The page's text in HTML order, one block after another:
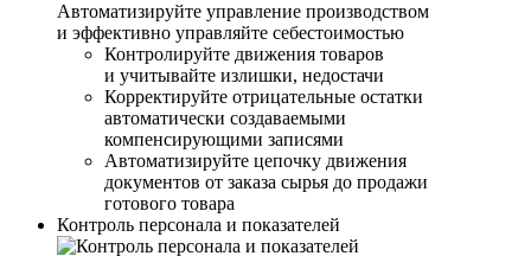
Автоматизируйте управление производством
и эффективно управляйте себестоимостью
Контролируйте движения товаров
и учитывайте излишки, недостачи
Корректируйте отрицательные остатки
автоматически создаваемыми
компенсирующими записями
Автоматизируйте цепочку движения
документов от заказа сырья до продажи
готового товара
Контроль персонала и показателей